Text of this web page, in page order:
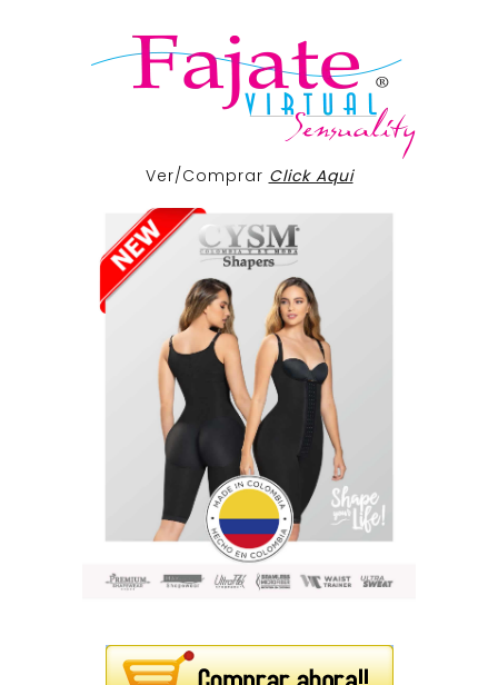
Ver/Comprar Click Aqui